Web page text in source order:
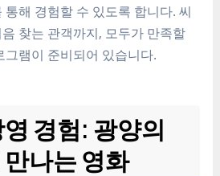
해 경험할 수 있도록 합니다. 씨
찾는 관객까지, 모두가 만족할
램이 준비되어 있습니다.
경험: 광양의
나는 영화